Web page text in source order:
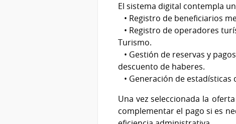
El sistema digital contempla
• Registro de beneficiarios
• Registro de operadores
Turismo.
• Gestión de reservas y
descuento de haberes.
• Generación de
Una vez seleccionada la
complementar el pago si es